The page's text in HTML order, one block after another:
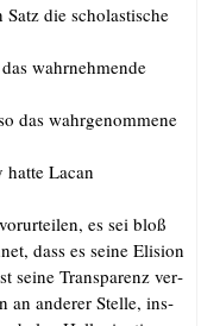
die scho­las­ti­sche
wahr­neh­men­de
das wahr­ge­nom­me­ne
Lacan
es sei bloß
dass es sei­ne Eli­si­on
sei­ne Trans­pa­renz ver­
an ande­rer Stel­le, ins­